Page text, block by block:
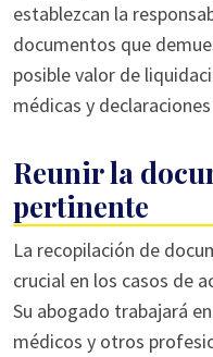
establezcan la
documentos que
posible valor de
médicas y
Reunir la
pertinente
La recopilación de
crucial en los casos de
Su abogado trabajará
médicos y otros